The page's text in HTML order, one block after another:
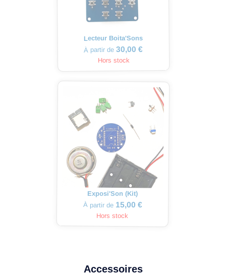
Lecteur Boita'Sons
À partir de30,00 €
Hors stock
Exposi'Son (Kit)
À partir de 15,00 €
Hors stock
Accessoires